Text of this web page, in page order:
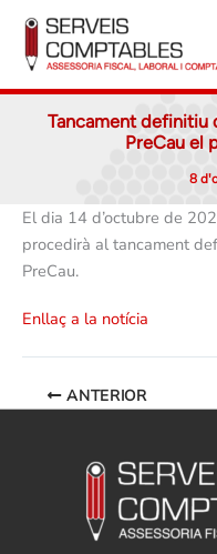
contingut
Tancament definitiu
PreCau el
8
El dia 14 d’octubre de
procedirà al tancament
PreCau.
Enllaç a la notícia
ANTERIOR